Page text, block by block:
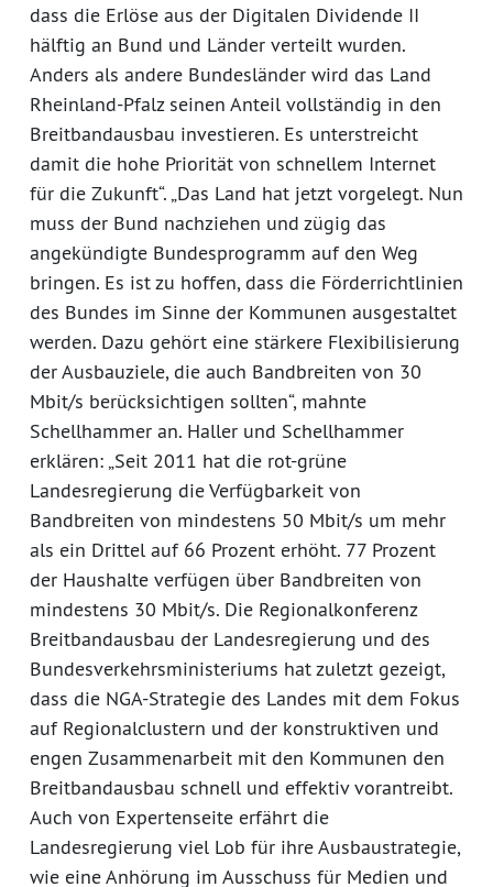
dass die Erlöse aus der Digitalen Dividende II
hälftig an Bund und Länder verteilt wurden.
Anders als andere Bundesländer wird das Land
Rheinland-Pfalz seinen Anteil vollständig in den
Breitbandausbau investieren. Es unterstreicht
damit die hohe Priorität von schnellem Internet
für die Zukunft“. „Das Land hat jetzt vorgelegt. Nun
muss der Bund nachziehen und zügig das
angekündigte Bundesprogramm auf den Weg
bringen. Es ist zu hoffen, dass die Förderrichtlinien
des Bundes im Sinne der Kommunen ausgestaltet
werden. Dazu gehört eine stärkere Flexibilisierung
der Ausbauziele, die auch Bandbreiten von 30
Mbit/s berücksichtigen sollten“, mahnte
Schellhammer an. Haller und Schellhammer
erklären: „Seit 2011 hat die rot-grüne
Landesregierung die Verfügbarkeit von
Bandbreiten von mindestens 50 Mbit/s um mehr
als ein Drittel auf 66 Prozent erhöht. 77 Prozent
der Haushalte verfügen über Bandbreiten von
mindestens 30 Mbit/s. Die Regionalkonferenz
Breitbandausbau der Landesregierung und des
Bundesverkehrsministeriums hat zuletzt gezeigt,
dass die NGA-Strategie des Landes mit dem Fokus
auf Regionalclustern und der konstruktiven und
engen Zusammenarbeit mit den Kommunen den
Breitbandausbau schnell und effektiv vorantreibt.
Auch von Expertenseite erfährt die
Landesregierung viel Lob für ihre Ausbaustrategie,
wie eine Anhörung im Ausschuss für Medien und